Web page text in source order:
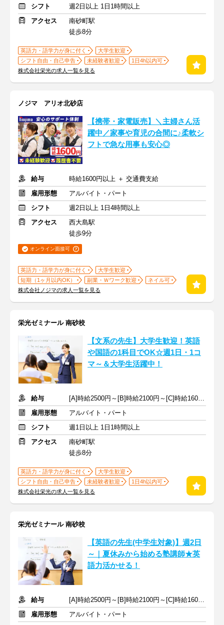
シフト
週2日以上 1日1時間以上
アクセス
南砂町駅
徒歩8分
英語力・語学力が身に付く
大学生歓迎
シフト自由・自己申告
未経験者歓迎
1日4h以内可
株式会社栄光の求人一覧を見る
ノジマ アリオ北砂店
【携帯・家電販売】＼主婦さん活
躍中／家事や育児の合間に♪柔軟シ
フトで急な用事も安心◎
給与
時給1600円以上 ＋ 交通費支給
雇用形態
アルバイト・パート
シフト
週2日以上 1日4時間以上
アクセス
西大島駅
徒歩9分
オンライン面接可
英語力・語学力が身に付く
大学生歓迎
短期（1ヶ月以内OK）
副業・Ｗワーク歓迎
ネイル可
株式会社ノジマの求人一覧を見る
栄光ゼミナール 南砂校
【文系の先生】大学生歓迎！英語
や国語の1科目でOK☆週1日・1コ
マ～＆大学生活躍中！
給与
[A]時給2500円～[B]時給2100円～[C]時給1600円～ ※生徒数による
雇用形態
アルバイト・パート
シフト
週1日以上 1日1時間以上
アクセス
南砂町駅
徒歩8分
英語力・語学力が身に付く
大学生歓迎
シフト自由・自己申告
未経験者歓迎
1日4h以内可
株式会社栄光の求人一覧を見る
栄光ゼミナール 南砂校
【英語の先生(中学生対象)】週2日
～｜夏休みから始める塾講師★英
語力活かせる！
給与
[A]時給2500円～[B]時給2100円～[C]時給1600円～ ※生徒数による
雇用形態
アルバイト・パート